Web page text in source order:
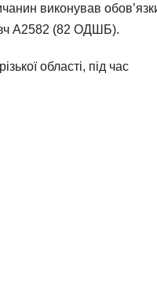
виконував
вч А2582 (82 ОДШБ).
області, під час